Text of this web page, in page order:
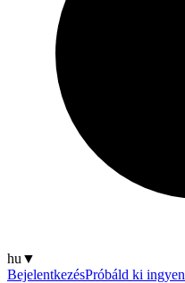
hu ▼
BejelentkezésPróbáld ki ingyen